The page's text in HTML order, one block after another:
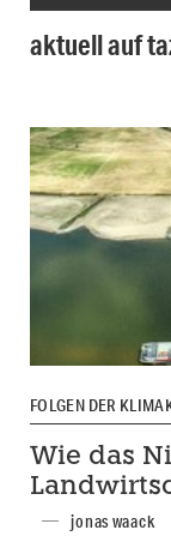
aktuell auf
FOLGEN DER
Wie das
jonas waack